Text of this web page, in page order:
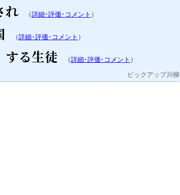
れ （詳細･評価･コメント ）
（詳細･評価･コメント ）
る生徒 （詳細･評価･コメント ）
ピックアップ川柳